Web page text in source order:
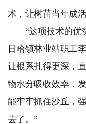
术，让树苗当年成
“这项技术的优势
日哈镇林业站职工
让根系扎得更深，
物水分吸收效率；
能牢牢抓住沙丘，
去了。”